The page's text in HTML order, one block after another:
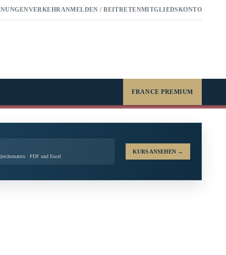
VERKEHRANMELDEN / BEITRETENMITGLIEDSKONTO
FRANCE PREMIUM
· PDF und Excel
KURS ANSEHEN →